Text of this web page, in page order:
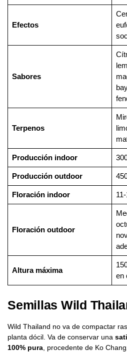
Efectos
Sabores
Terpenos
Producción indoor
Producción outdoor
Floración indoor
Floración outdoor
Altura máxima
en
Semillas Wild
Wild Thailand no va de compactar
planta dócil. Va de conservar una
100% pura , procedente de Ko